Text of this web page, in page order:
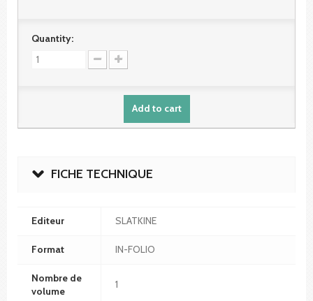
Quantity:
Add to cart
FICHE TECHNIQUE
Editeur SLATKINE
Format IN-FOLIO
Nombre de
volume
1